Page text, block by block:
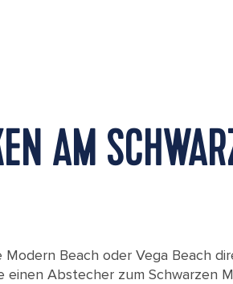
AM
Modern Beach oder Vega Beach
einen Abstecher zum Schwarzen